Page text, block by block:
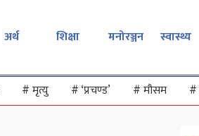
अर्थ शिक्षा मनोरञ्जन स्वास्थ्य
#मृत्यु #‘प्रचण्ड’ #मौसम #